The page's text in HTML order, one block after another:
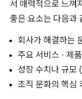
서 매력적으로 느껴
좋은 요소는 다음과
회사가 해결하는
주요 서비스 · 제
성장 수치나 규모
조직 문화의 핵심